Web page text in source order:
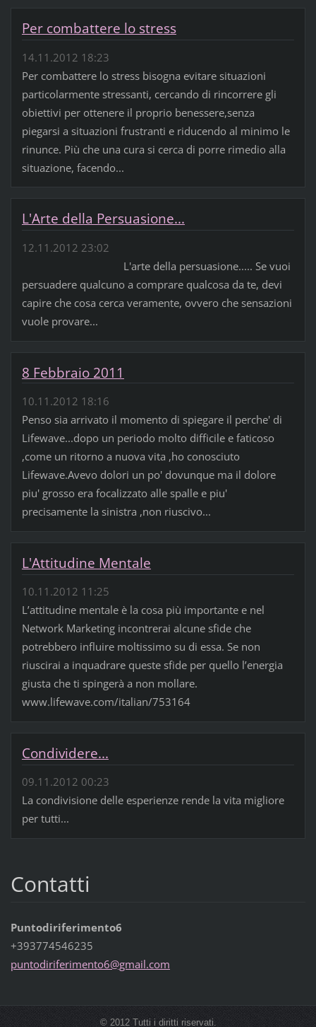
Per combattere lo stress
14.11.2012 18:23
Per combattere lo stress bisogna evitare situazioni
particolarmente stressanti, cercando di rincorrere gli
obiettivi per ottenere il proprio benessere,senza
piegarsi a situazioni frustranti e riducendo al minimo le
rinunce. Più che una cura si cerca di porre rimedio alla
situazione, facendo...
L'Arte della Persuasione...
12.11.2012 23:02
L'arte della persuasione..... Se vuoi
persuadere qualcuno a comprare qualcosa da te, devi
capire che cosa cerca veramente, ovvero che sensazioni
vuole provare...
8 Febbraio 2011
10.11.2012 18:16
Penso sia arrivato il momento di spiegare il perche' di
Lifewave...dopo un periodo molto difficile e faticoso
,come un ritorno a nuova vita ,ho conosciuto
Lifewave.Avevo dolori un po' dovunque ma il dolore
piu' grosso era focalizzato alle spalle e piu'
precisamente la sinistra ,non riuscivo...
L'Attitudine Mentale
10.11.2012 11:25
L’attitudine mentale è la cosa più importante e nel
Network Marketing incontrerai alcune sfide che
potrebbero influire moltissimo su di essa. Se non
riuscirai a inquadrare queste sfide per quello l’energia
giusta che ti spingerà a non mollare.
www.lifewave.com/italian/753164
Condividere...
09.11.2012 00:23
La condivisione delle esperienze rende la vita migliore
per tutti...
Contatti
Puntodiriferimento6
+393774546235
puntodiriferimento6@gmail.com
© 2012 Tutti i diritti riservati.